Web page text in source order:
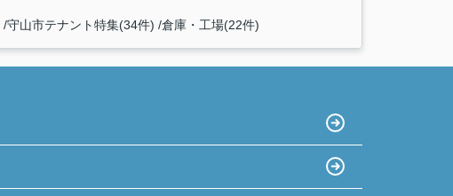
守山市テナント特集(34件) 倉庫・工場(22件)